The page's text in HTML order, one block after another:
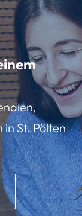
St. Pölten